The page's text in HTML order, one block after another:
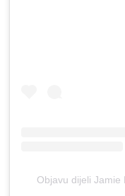
Objavu dijeli Jamie